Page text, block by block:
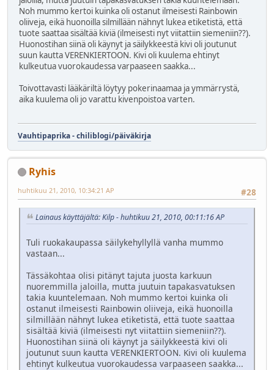
Noh mummo kertoi kuinka oli ostanut ilmeisesti Rainbowin
oliiveja, eikä huonoilla silmillään nähnyt lukea etiketistä, että
tuote saattaa sisältää kiviä (ilmeisesti nyt viitattiin siemeniin??).
Huonostihan siinä oli käynyt ja säilykkeestä kivi oli joutunut
suun kautta VERENKIERTOON. Kivi oli kuulema ehtinyt
kulkeutua vuorokaudessa varpaaseen saakka...
Toivottavasti lääkäriltä löytyy pokerinaamaa ja ymmärrystä,
aika kuulema oli jo varattu kivenpoistoa varten.
Vauhtipaprika - chiliblogi/päiväkirja
Ryhis
#28
huhtikuu 21, 2010, 10:34:21 AP
Lainaus käyttäjältä: Kilp - huhtikuu 21, 2010, 00:11:16 AP
Tuli ruokakaupassa säilykehyllyllä vanha mummo
vastaan...
Tässäkohtaa olisi pitänyt tajuta juosta karkuun
nuoremmilla jaloilla, mutta juutuin tapakasvatuksen
takia kuuntelemaan. Noh mummo kertoi kuinka oli
ostanut ilmeisesti Rainbowin oliiveja, eikä huonoilla
silmillään nähnyt lukea etiketistä, että tuote saattaa
sisältää kiviä (ilmeisesti nyt viitattiin siemeniin??).
Huonostihan siinä oli käynyt ja säilykkeestä kivi oli
joutunut suun kautta VERENKIERTOON. Kivi oli kuulema
ehtinyt kulkeutua vuorokaudessa varpaaseen saakka...